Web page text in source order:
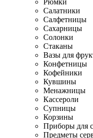
Рюмки
Салатники
Салфетницы
Сахарницы
Солонки
Стаканы
Вазы для
Конфетницы
Кофейники
Кувшины
Менажницы
Кассероли
Супницы
Корзины
Приборы для
Предметы